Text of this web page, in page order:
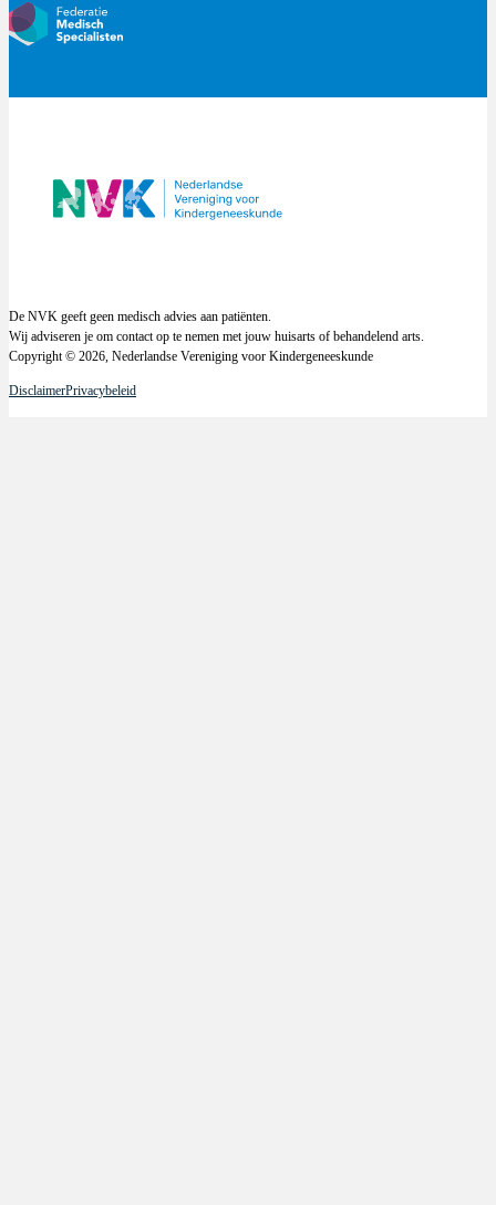
De NVK geeft geen medisch advies aan patiënten.
Wij adviseren je om contact op te nemen met jouw huisarts of behandelend arts.
Copyright © 2026, Nederlandse Vereniging voor Kindergeneeskunde
DisclaimerPrivacybeleid